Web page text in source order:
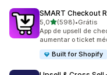
SMART Checkout
5,0de 5 estrelas
(598)
598 avaliações ao
•Grátis
App de upsell de
aumentar o ticket
Built for Shopify